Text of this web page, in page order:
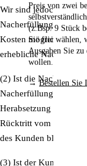
Wir sind jedoch
Nacherfüllung zu
Kosten möglich ist und
erhebliche Nachteile
(2) Ist die
Nacherfüllung
Herabsetzung des
Rücktritt vom Vertrag
des Kunden bleiben
(3) Ist der Kunde
Preis von zwei
(z.Bsp. 9 Stück
Sie frei wählen,
Ausgaben Sie
wollen.
→Bestellen Sie